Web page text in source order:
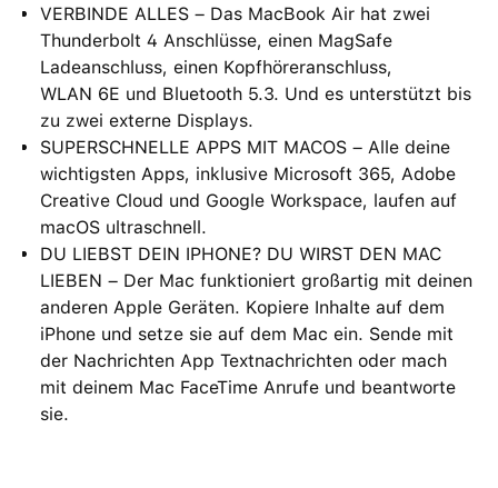
VERBINDE ALLES – Das MacBook Air hat zwei
Thunderbolt 4 Anschlüsse, einen MagSafe
Ladeanschluss, einen Kopfhöreranschluss,
WLAN 6E und Bluetooth 5.3. Und es unterstützt bis
zu zwei externe Displays.
SUPERSCHNELLE APPS MIT MACOS – Alle deine
wichtigsten Apps, inklusive Microsoft 365, Adobe
Creative Cloud und Google Workspace, laufen auf
macOS ultraschnell.
DU LIEBST DEIN IPHONE? DU WIRST DEN MAC
LIEBEN – Der Mac funktioniert großartig mit deinen
anderen Apple Geräten. Kopiere Inhalte auf dem
iPhone und setze sie auf dem Mac ein. Sende mit
der Nachrichten App Textnachrichten oder mach
mit deinem Mac FaceTime Anrufe und beantworte
sie.